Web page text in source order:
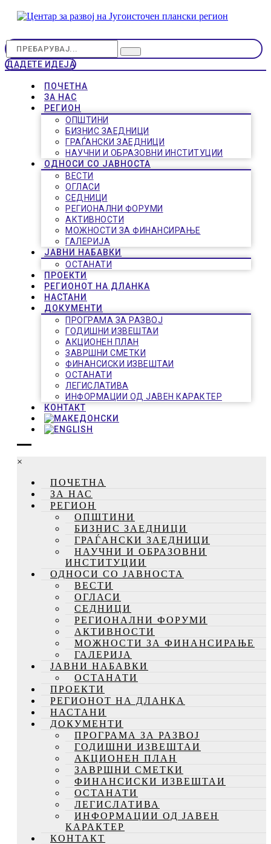
ДАДЕТЕ ИДЕЈА
ПОЧЕТНА
ЗА НАС
РЕГИОН
ОПШТИНИ
БИЗНИС ЗАЕДНИЦИ
ГРАЃАНСКИ ЗАЕДНИЦИ
НАУЧНИ И ОБРАЗОВНИ ИНСТИТУЦИИ
ОДНОСИ СО ЈАВНОСТА
ВЕСТИ
ОГЛАСИ
СЕДНИЦИ
РЕГИОНАЛНИ ФОРУМИ
АКТИВНОСТИ
МОЖНОСТИ ЗА ФИНАНСИРАЊЕ
ГАЛЕРИЈА
ЈАВНИ НАБАВКИ
ОСТАНАТИ
ПРОЕКТИ
РЕГИОНОТ НА ДЛАНКА
НАСТАНИ
ДОКУМЕНТИ
ПРОГРАМА ЗА РАЗВОЈ
ГОДИШНИ ИЗВЕШТАИ
АКЦИОНЕН ПЛАН
ЗАВРШНИ СМЕТКИ
ФИНАНСИСКИ ИЗВЕШТАИ
ОСТАНАТИ
ЛЕГИСЛАТИВА
ИНФОРМАЦИИ ОД ЈАВЕН КАРАКТЕР
КОНТАКТ
×
ПОЧЕТНА
ЗА НАС
РЕГИОН
ОПШТИНИ
БИЗНИС ЗАЕДНИЦИ
ГРАЃАНСКИ ЗАЕДНИЦИ
НАУЧНИ И ОБРАЗОВНИ
ИНСТИТУЦИИ
ОДНОСИ СО ЈАВНОСТА
ВЕСТИ
ОГЛАСИ
СЕДНИЦИ
РЕГИОНАЛНИ ФОРУМИ
АКТИВНОСТИ
МОЖНОСТИ ЗА ФИНАНСИРАЊЕ
ГАЛЕРИЈА
ЈАВНИ НАБАВКИ
ОСТАНАТИ
ПРОЕКТИ
РЕГИОНОТ НА ДЛАНКА
НАСТАНИ
ДОКУМЕНТИ
ПРОГРАМА ЗА РАЗВОЈ
ГОДИШНИ ИЗВЕШТАИ
АКЦИОНЕН ПЛАН
ЗАВРШНИ СМЕТКИ
ФИНАНСИСКИ ИЗВЕШТАИ
ОСТАНАТИ
ЛЕГИСЛАТИВА
ИНФОРМАЦИИ ОД ЈАВЕН
КАРАКТЕР
КОНТАКТ